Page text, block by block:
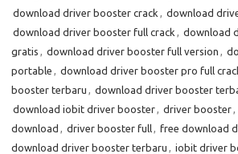
download driver booster crack , download
download driver booster full crack , download
gratis , download driver booster full version ,
portable , download driver booster pro full
booster terbaru , download driver booster
download iobit driver booster, driver booster,
download , driver booster full, free download
download driver booster terbaru , iobit driver